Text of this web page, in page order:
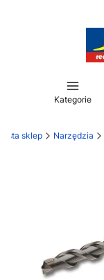
Kategorie
sklep Narzędzia